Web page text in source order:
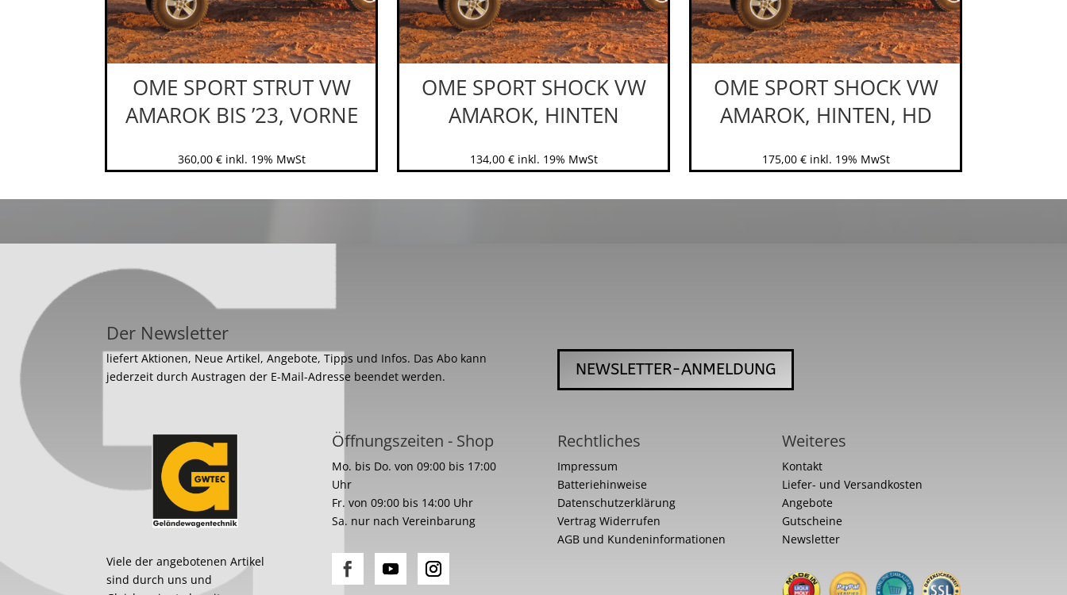
OME SPORT STRUT VW
AMAROK BIS ’23, VORNE
360,00 € inkl. 19% MwSt
OME SPORT SHOCK VW
AMAROK, HINTEN
134,00 € inkl. 19% MwSt
OME SPORT SHOCK VW
AMAROK, HINTEN, HD
175,00 € inkl. 19% MwSt
Der Newsletter
liefert Aktionen, Neue Artikel, Angebote, Tipps und Infos. Das Abo kann
jederzeit durch Austragen der E-Mail-Adresse beendet werden.
NEWSLETTER-ANMELDUNG
Viele der angebotenen Artikel
sind durch uns und
Öffnungszeiten - Shop
Mo. bis Do. von 09:00 bis 17:00
Uhr
Fr. von 09:00 bis 14:00 Uhr
Sa. nur nach Vereinbarung
Rechtliches
Impressum
Batteriehinweise
Datenschutzerklärung
Vertrag Widerrufen
AGB und Kundeninformationen
Weiteres
Kontakt
Liefer- und Versandkosten
Angebote
Gutscheine
Newsletter